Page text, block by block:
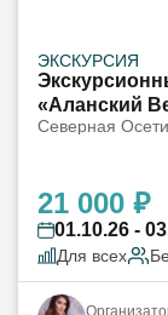
ЭКСКУРСИЯ
«Аланский
Северная
21 000 ₽
01.10.26 -
Для всех